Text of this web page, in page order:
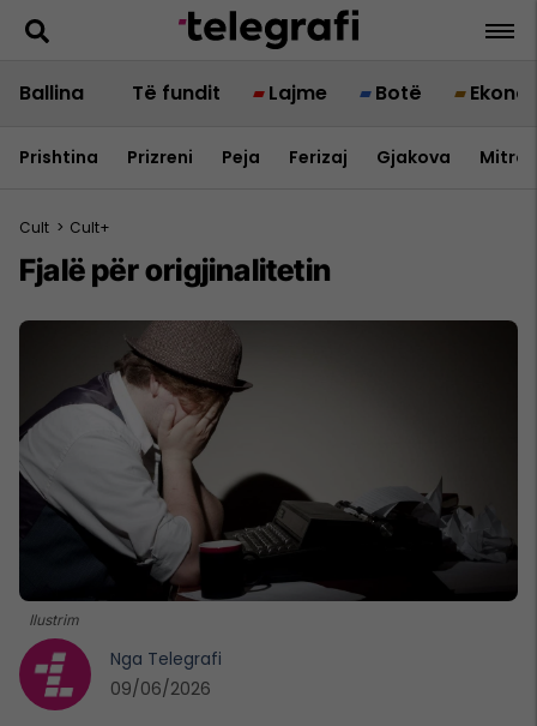
Ballina Të fundit Lajme Botë
Prishtina Prizreni Peja Ferizaj Gjakova
Cult > Cult+
Fjalë për origjinalitetin
Ilustrim
Nga Telegrafi
09/06/2026